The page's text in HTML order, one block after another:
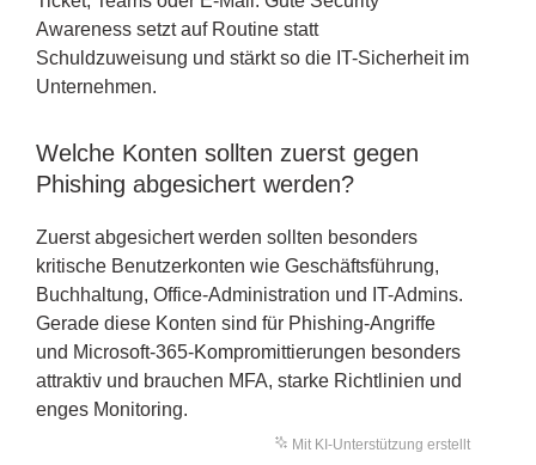
Awareness setzt auf Routine statt
Schuldzuweisung und stärkt so die IT-Sicherheit im
Unternehmen.
Welche Konten sollten zuerst gegen
Phishing abgesichert werden?
Zuerst abgesichert werden sollten besonders
kritische Benutzerkonten wie Geschäftsführung,
Buchhaltung, Office-Administration und IT-Admins.
Gerade diese Konten sind für Phishing-Angriffe
und Microsoft-365-Kompromittierungen besonders
attraktiv und brauchen MFA, starke Richtlinien und
enges Monitoring.
Mit KI-Unterstützung erstellt